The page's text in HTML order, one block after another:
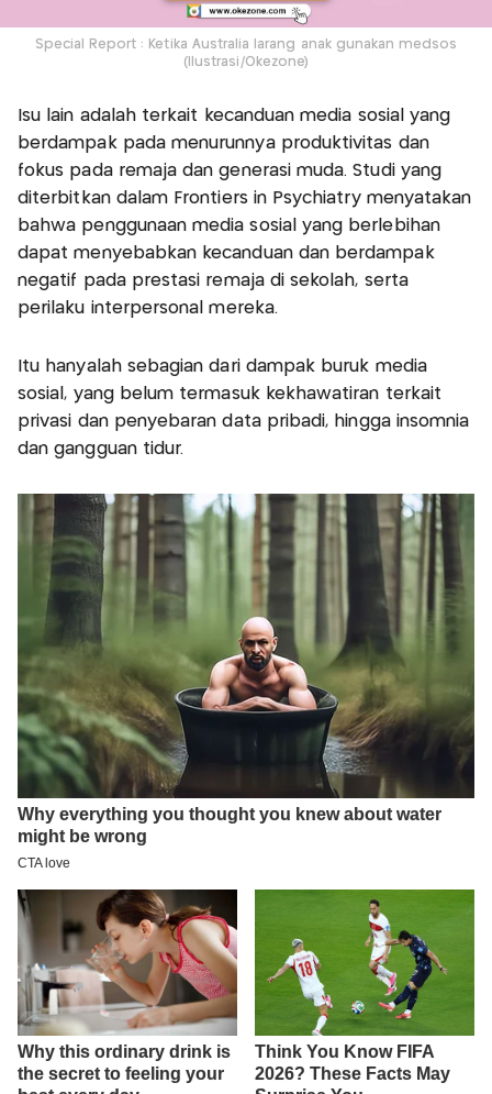
Special Report : Ketika Australia larang anak gunakan medsos
(Ilustrasi/Okezone)
Isu lain adalah terkait kecanduan media sosial yang
berdampak pada menurunnya produktivitas dan
fokus pada remaja dan generasi muda. Studi yang
diterbitkan dalam Frontiers in Psychiatry menyatakan
bahwa penggunaan media sosial yang berlebihan
dapat menyebabkan kecanduan dan berdampak
negatif pada prestasi remaja di sekolah, serta
perilaku interpersonal mereka.
Itu hanyalah sebagian dari dampak buruk media
sosial, yang belum termasuk kekhawatiran terkait
privasi dan penyebaran data pribadi, hingga insomnia
dan gangguan tidur.